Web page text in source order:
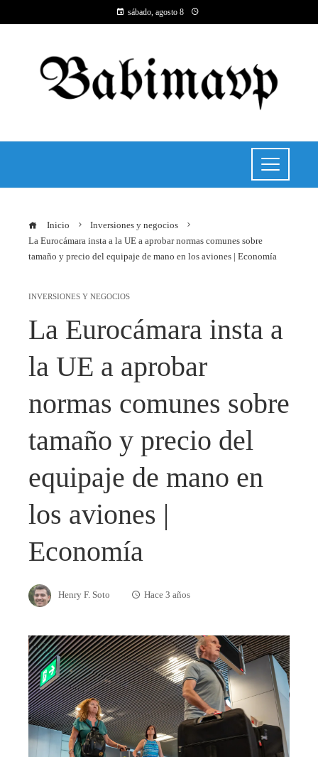
sábado, agosto 8
Inicio
Inversiones y negocios
La Eurocámara insta a la UE a aprobar normas comunes sobre
tamaño y precio del equipaje de mano en los aviones | Economía
INVERSIONES Y NEGOCIOS
La Eurocámara insta a
la UE a aprobar
normas comunes sobre
tamaño y precio del
equipaje de mano en
los aviones |
Economía
Henry F. Soto Hace 3 años